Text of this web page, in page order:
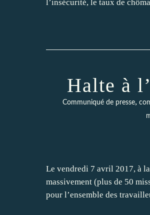
l’insécurité, le taux de
Halte à
Communiqué de presse,
Le vendredi 7 avril 2017, à
massivement (plus de 50
pour l’ensemble des